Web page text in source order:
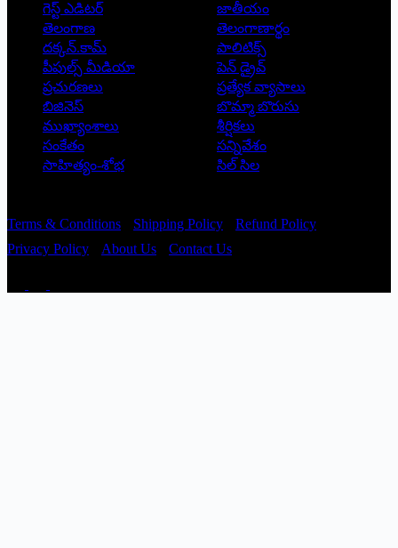
గెస్ట్ ఎడిటర్
జాతీయం
తెలంగాణ
తెలంగాణార్థం
దక్కన్.కామ్
పాలిటిక్స్
పీపుల్స్ ‌మీడియా
పెన్ డ్రైవ్
ప్రచురణలు
ప్రత్యేక వ్యాసాలు
బిజినెస్
బొమ్మా బొరుసు
ముఖ్యాంశాలు
శీర్షికలు
సంకేతం
సన్నివేశం
సాహిత్యం-శోభ
సిల్ సిల
Terms & Conditions Shipping Policy
Refund Policy
Privacy Policy
About Us Contact Us